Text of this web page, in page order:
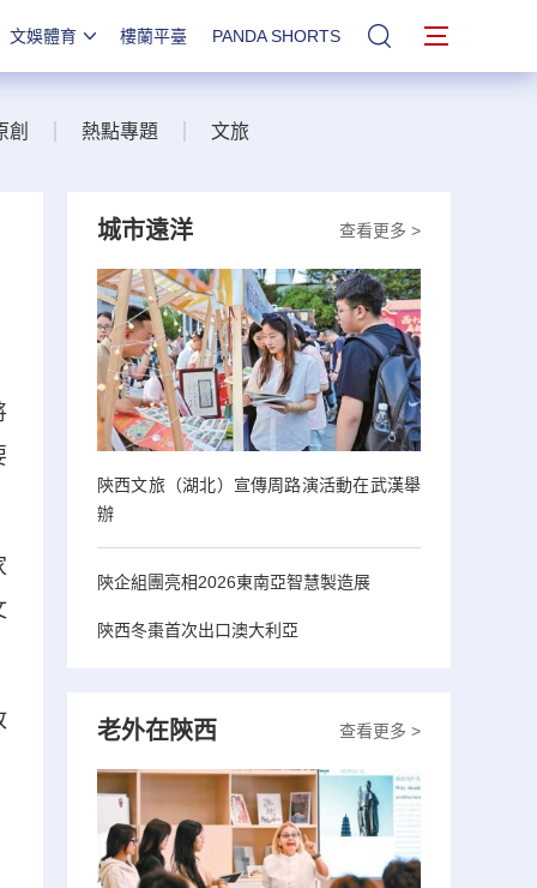
文娛體育 樓蘭平臺 PANDA SHORTS 站內搜索
創 熱點專題 文旅
查看更多 >
城市遠洋
陝西文旅（湖北）宣傳周路演活動在武漢舉
辦
陝企組團亮相2026東南亞智慧製造展
陝西冬棗首次出口澳大利亞
查看更多 >
老外在陝西